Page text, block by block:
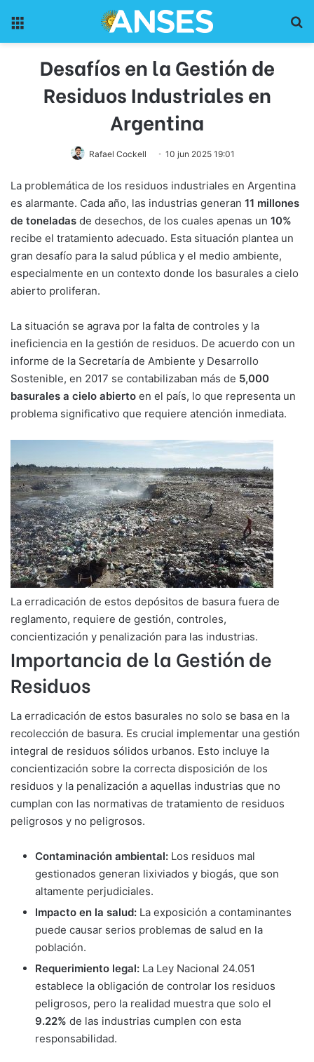
Desafíos en la Gestión de
Residuos Industriales en
Argentina
Rafael Cockell 10 jun 2025 19:01
La problemática de los residuos industriales en Argentina
es alarmante. Cada año, las industrias generan 11 millones
de toneladas de desechos, de los cuales apenas un 10%
recibe el tratamiento adecuado. Esta situación plantea un
gran desafío para la salud pública y el medio ambiente,
especialmente en un contexto donde los basurales a cielo
abierto proliferan.
La situación se agrava por la falta de controles y la
ineficiencia en la gestión de residuos. De acuerdo con un
informe de la Secretaría de Ambiente y Desarrollo
Sostenible, en 2017 se contabilizaban más de 5,000
basurales a cielo abierto en el país, lo que representa un
problema significativo que requiere atención inmediata.
La erradicación de estos depósitos de basura fuera de
reglamento, requiere de gestión, controles,
concientización y penalización para las industrias.
Importancia de la Gestión de
Residuos
La erradicación de estos basurales no solo se basa en la
recolección de basura. Es crucial implementar una gestión
integral de residuos sólidos urbanos. Esto incluye la
concientización sobre la correcta disposición de los
residuos y la penalización a aquellas industrias que no
cumplan con las normativas de tratamiento de residuos
peligrosos y no peligrosos.
Contaminación ambiental: Los residuos mal
gestionados generan lixiviados y biogás, que son
altamente perjudiciales.
Impacto en la salud: La exposición a contaminantes
puede causar serios problemas de salud en la
población.
Requerimiento legal: La Ley Nacional 24.051
establece la obligación de controlar los residuos
peligrosos, pero la realidad muestra que solo el
9.22% de las industrias cumplen con esta
responsabilidad.